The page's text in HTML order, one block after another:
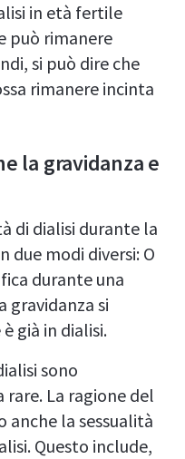
in età fertile
può rimanere
si può dire che
rimanere incinta
la gravidanza e
di dialisi durante la
due modi diversi: O
durante una
gravidanza si
già in dialisi.
sono
La ragione del
anche la sessualità
Questo include,